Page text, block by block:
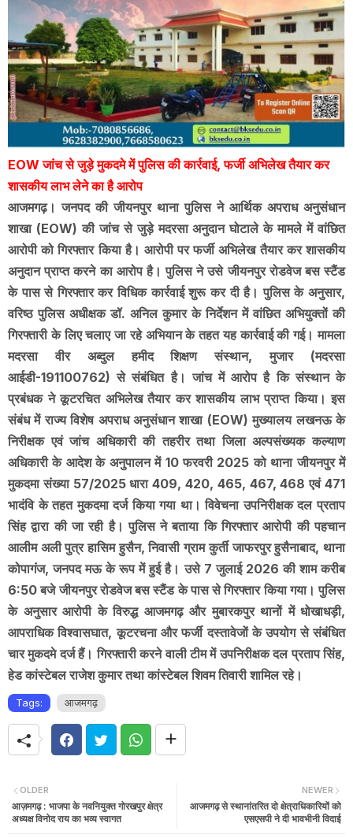
EOW जांच से जुड़े मुकदमे में पुलिस की कार्रवाई, फर्जी अभिलेख तैयार कर
शासकीय लाभ लेने का है आरोप
आजमगढ़। जनपद की जीयनपुर थाना पुलिस ने आर्थिक अपराध अनुसंधान
शाखा (EOW) की जांच से जुड़े मदरसा अनुदान घोटाले के मामले में वांछित
आरोपी को गिरफ्तार किया है। आरोपी पर फर्जी अभिलेख तैयार कर शासकीय
अनुदान प्राप्त करने का आरोप है। पुलिस ने उसे जीयनपुर रोडवेज बस स्टैंड
के पास से गिरफ्तार कर विधिक कार्रवाई शुरू कर दी है। पुलिस के अनुसार,
वरिष्ठ पुलिस अधीक्षक डॉ. अनिल कुमार के निर्देशन में वांछित अभियुक्तों की
गिरफ्तारी के लिए चलाए जा रहे अभियान के तहत यह कार्रवाई की गई। मामला
मदरसा वीर अब्दुल हमीद शिक्षण संस्थान, मुजार (मदरसा
आईडी-191100762) से संबंधित है। जांच में आरोप है कि संस्थान के
प्रबंधक ने कूटरचित अभिलेख तैयार कर शासकीय लाभ प्राप्त किया। इस
संबंध में राज्य विशेष अपराध अनुसंधान शाखा (EOW) मुख्यालय लखनऊ के
निरीक्षक एवं जांच अधिकारी की तहरीर तथा जिला अल्पसंख्यक कल्याण
अधिकारी के आदेश के अनुपालन में 10 फरवरी 2025 को थाना जीयनपुर में
मुकदमा संख्या 57/2025 धारा 409, 420, 465, 467, 468 एवं 471
भादंवि के तहत मुकदमा दर्ज किया गया था। विवेचना उपनिरीक्षक दल प्रताप
सिंह द्वारा की जा रही है। पुलिस ने बताया कि गिरफ्तार आरोपी की पहचान
आलीम अली पुत्र हासिम हुसैन, निवासी ग्राम कुर्ती जाफरपुर हुसैनाबाद, थाना
कोपागंज, जनपद मऊ के रूप में हुई है। उसे 7 जुलाई 2026 की शाम करीब
6:50 बजे जीयनपुर रोडवेज बस स्टैंड के पास से गिरफ्तार किया गया। पुलिस
के अनुसार आरोपी के विरुद्ध आजमगढ़ और मुबारकपुर थानों में धोखाधड़ी,
आपराधिक विश्वासघात, कूटरचना और फर्जी दस्तावेजों के उपयोग से संबंधित
चार मुकदमे दर्ज हैं। गिरफ्तारी करने वाली टीम में उपनिरीक्षक दल प्रताप सिंह,
हेड कांस्टेबल राजेश कुमार तथा कांस्टेबल शिवम तिवारी शामिल रहे।
Tags: आजमगढ़
NEWER
आजमगढ़ से स्थानांतरित दो क्षेत्राधिकारियों को
एसएसपी ने दी भावभीनी विदाई
OLDER
आज़मगढ़ : भाजपा के नवनियुक्त गोरखपुर क्षेत्र
अध्यक्ष विनोद राय का भव्य स्वागत